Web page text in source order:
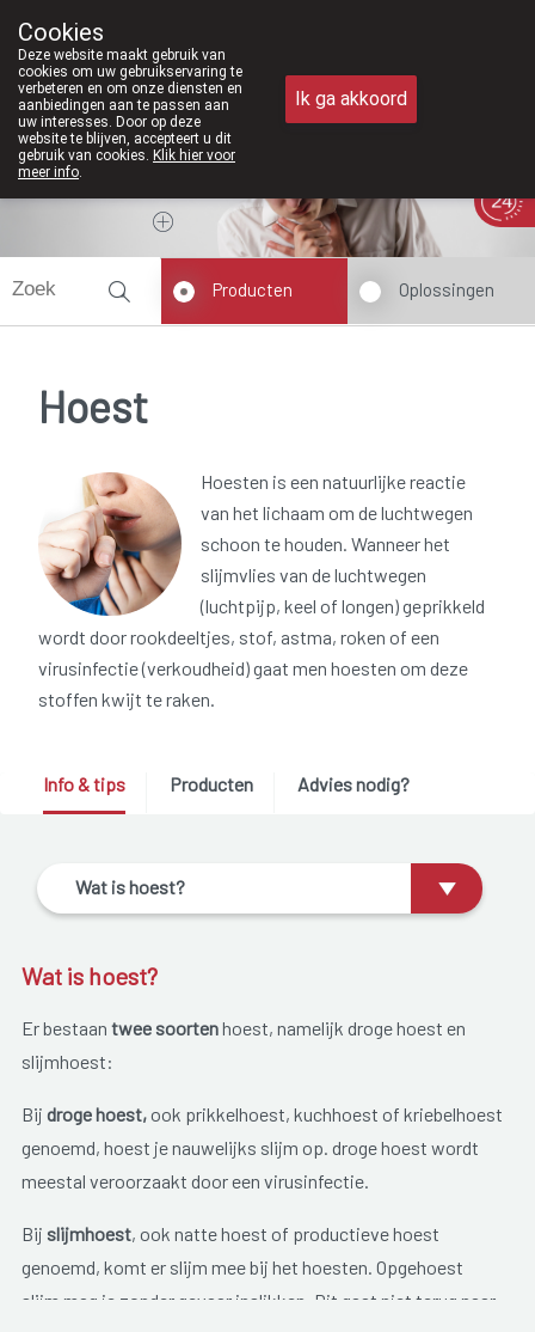
011/610300
Vandaag
Producten Oplossingen
Hoest
Hoesten is een natuurlijke reactie
van het lichaam om de luchtwegen
schoon te houden. Wanneer het
slijmvlies van de luchtwegen
(luchtpijp, keel of longen) geprikkeld
wordt door rookdeeltjes, stof, astma, roken of een
virusinfectie (verkoudheid) gaat men hoesten om deze
stoffen kwijt te raken.
Info & tips Producten Advies nodig?
Wat is hoest?
Wat is hoest?
Er bestaan twee soortenhoest, namelijk droge hoest en
slijmhoest:
Bij droge hoest, ook prikkelhoest, kuchhoest of kriebelhoest
genoemd, hoest je nauwelijks slijm op. droge hoest wordt
meestal veroorzaakt door een virusinfectie.
Bij slijmhoest, ook natte hoest of productieve hoest
genoemd, komt er slijm mee bij het hoesten. Opgehoest
slijm mag je zonder gevaar inslikken. Dit gaat niet terug naar
Cookies
Deze website maakt gebruik van
cookies om uw gebruikservaring te
verbeteren en om onze diensten en
aanbiedingen aan te passen aan
uw interesses. Door op deze
website te blijven, accepteert u dit
gebruik van cookies. Klik hier voor
meer info.
Ik ga akkoord